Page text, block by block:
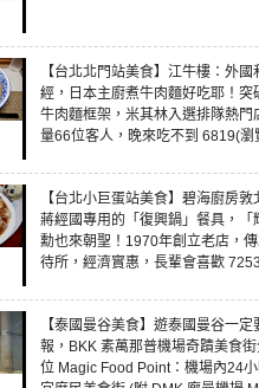
【台北北門站美食】江牛樓：外國
經，日本主廚煮牛肉麵好吃耶！突
牛肉麵框架，米其林入選排隊熱門
量66位客人，晚來吃不到 6819(瀏
【台北小巨蛋站美食】碧海廚房敦
蔣經國專用的「復興鍋」餐具，「
勳也來朝聖！1970年創立老店，
待所，經濟實惠，長輩會喜歡
【泰國曼谷美食】遊泰國曼谷一定
報，BKK 素萬那普機場奇蹟美食
位 Magic Food Point：機場內24